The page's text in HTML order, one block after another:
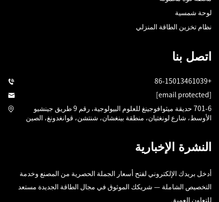
لوحة شمسية
نظام تخزين الطاقة المنزلي
اتصل بنا
+86-15013461039
[email protected]
701-6 حديقة ميثوافوجينغ للعلوم البيولوجية، رقم 9 طريق جينشيو
الأوسط، شارع لونغتيان، منطقة بينغشان، شنتشن، قوانغدونغ، الصين
النشرة الإخبارية
أدخل بريدك الإلكتروني لفتح أسعار الجملة الحصرية من المصنع وخدمة
التخصيص الشاملة — شريكك الموثوق في مجال الطاقة الجديدة مستعد
للتعاون العميق